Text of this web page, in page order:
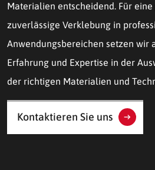
Materialien entscheidend. Für eine
zuverlässige Verklebung in
Anwendungsbereichen setzen wir
Erfahrung und Expertise in der
der richtigen Materialien und
Kontaktieren Sie uns